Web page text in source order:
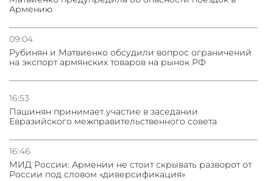
Армению
09:04
Рубинян и Матвиенко обсудили вопрос ограничений
на экспорт армянских товаров на рынок РФ
16:53
Пашинян принимает участие в заседании
Евразийского межправительственного совета
16:46
МИД России: Армении не стоит скрывать разворот от
России под словом «диверсификация»